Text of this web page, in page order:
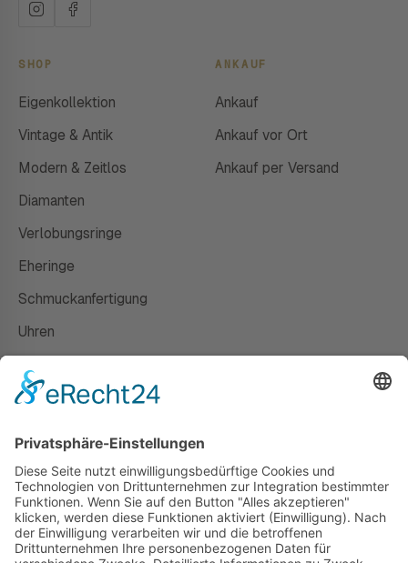
SHOP
Eigenkollektion
Vintage & Antik
Modern & Zeitlos
Diamanten
Verlobungsringe
Eheringe
Schmuckanfertigung
Uhren
ANKAUF
Ankauf
Ankauf vor Ort
Ankauf per Versand
Susanne Steiger
Geschäfte
Newsletter